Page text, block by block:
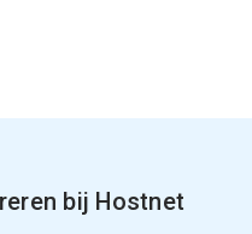
bij Hostnet